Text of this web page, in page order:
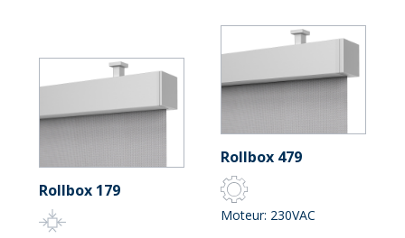
Rollbox 179
Rollbox 479
Moteur: 230VAC